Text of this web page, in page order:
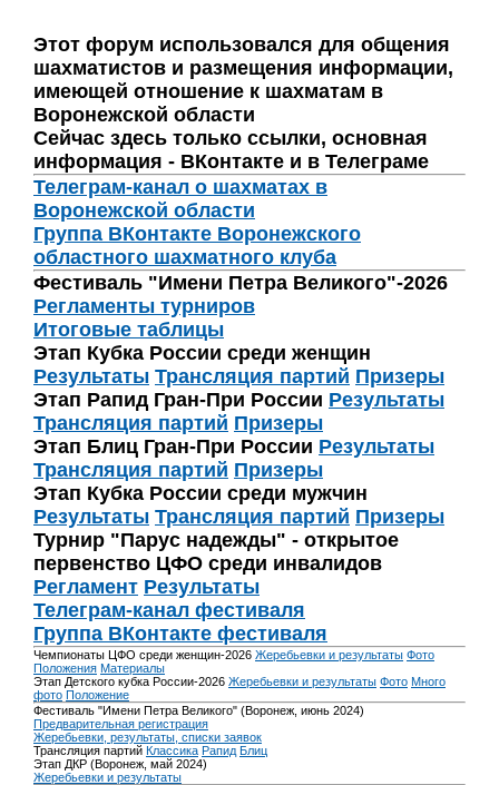
Этот форум использовался для общения
шахматистов и размещения информации,
имеющей отношение к шахматам в
Воронежской области
Сейчас здесь только ссылки, основная
информация - ВКонтакте и в Телеграме
Телеграм-канал о шахматах в
Воронежской области
Группа ВКонтакте Воронежского
областного шахматного клуба
Фестиваль "Имени Петра Великого"-2026
Регламенты турниров
Итоговые таблицы
Этап Кубка России среди женщин
Результаты Трансляция партий Призеры
Этап Рапид Гран-При России Результаты
Трансляция партий Призеры
Этап Блиц Гран-При России Результаты
Трансляция партий Призеры
Этап Кубка России среди мужчин
Результаты Трансляция партий Призеры
Турнир "Парус надежды" - открытое
первенство ЦФО среди инвалидов
Регламент Результаты
Телеграм-канал фестиваля
Группа ВКонтакте фестиваля
Чемпионаты ЦФО среди женщин-2026 Жеребьевки и результаты Фото
Положения Материалы
Этап Детского кубка России-2026 Жеребьевки и результаты Фото Много
фото Положение
Фестиваль "Имени Петра Великого" (Воронеж, июнь 2024)
Предварительная регистрация
Жеребьевки, результаты, списки заявок
Трансляция партий Классика Рапид Блиц
Этап ДКР (Воронеж, май 2024)
Жеребьевки и результаты